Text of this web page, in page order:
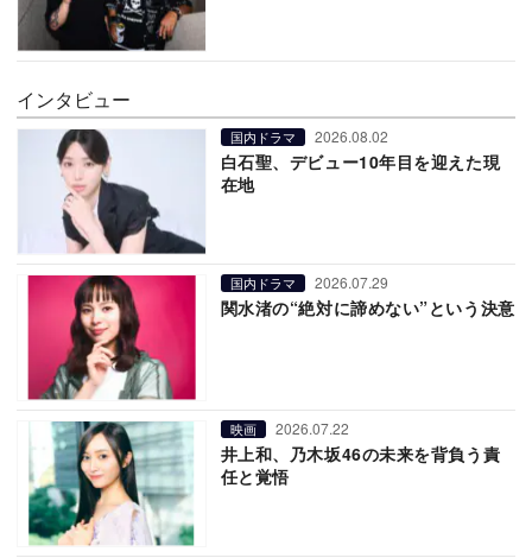
インタビュー
国内ドラマ 2026.08.02
白石聖、デビュー10年目を迎えた現
在地
国内ドラマ 2026.07.29
関水渚の“絶対に諦めない”という決意
映画 2026.07.22
井上和、乃木坂46の未来を背負う責
任と覚悟